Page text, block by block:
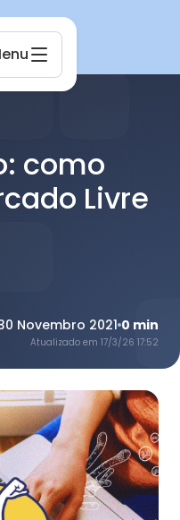
como
Livre
Novembro 2021 0 min
Atualizado em 17/3/26 17:52